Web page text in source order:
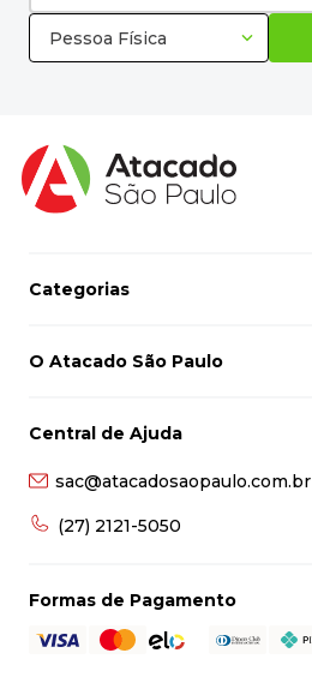
Pessoa Física
Categorias
O Atacado São Paulo
Central de Ajuda
sac@atacadosaopaulo.com.br
(27) 2121-5050
Formas de Pagamento